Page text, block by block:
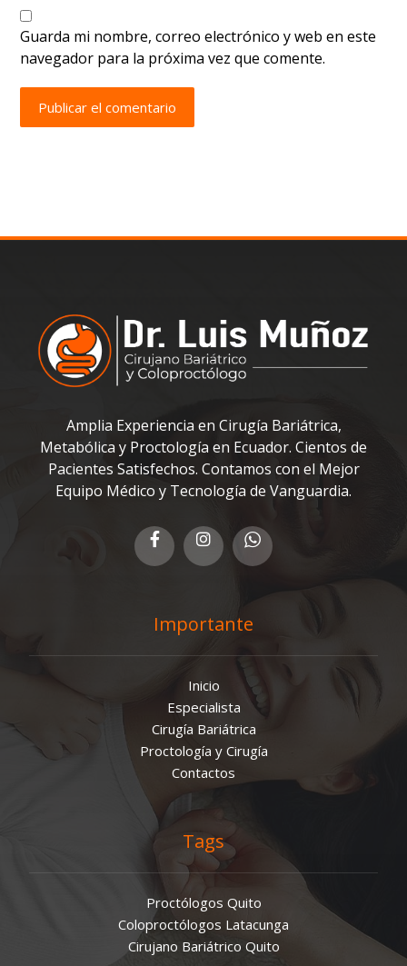
Guarda mi nombre, correo electrónico y web en este
navegador para la próxima vez que comente.
Publicar el comentario
Amplia Experiencia en Cirugía Bariátrica,
Metabólica y Proctología en Ecuador. Cientos de
Pacientes Satisfechos. Contamos con el Mejor
Equipo Médico y Tecnología de Vanguardia.
Importante
Inicio
Especialista
Cirugía Bariátrica
Proctología y Cirugía
Contactos
Tags
Proctólogos Quito
Coloproctólogos Latacunga
Cirujano Bariátrico Quito